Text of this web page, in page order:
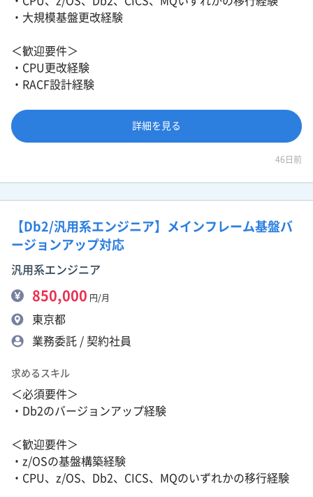
・大規模基盤更改経験
＜歓迎要件＞
・CPU更改経験
・RACF設計経験
詳細を見る
46日前
【Db2/汎用系エンジニア】メインフレーム基盤バ
ージョンアップ対応
汎用系エンジニア
850,000 円/月
東京都
業務委託 / 契約社員
求めるスキル
＜必須要件＞
・Db2のバージョンアップ経験
＜歓迎要件＞
・z/OSの基盤構築経験
・CPU、z/OS、Db2、CICS、MQのいずれかの移行経験